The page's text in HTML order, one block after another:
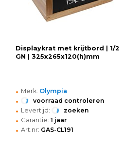
Displaykrat met krijtbord | 1/2
GN | 325x265x120(h)mm
• Merk: Olympia
• voorraad controleren
• Levertijd: zoeken
• Garantie: 1 jaar
• Art.nr: GAS-CL191